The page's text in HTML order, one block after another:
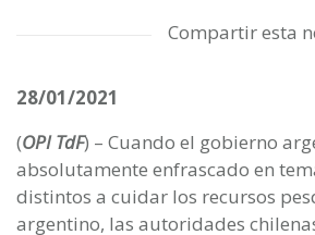
Compartir esta
28/01/2021
(OPI TdF) – Cuando el gobierno
absolutamente enfrascado en
distintos a cuidar los recursos
argentino, las autoridades